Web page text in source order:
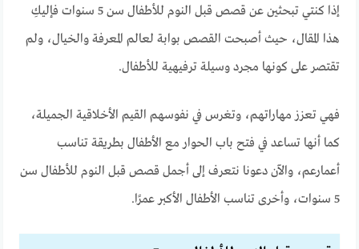
إذا كنتي تبحثين عن قصص قبل النوم للأطفال سن 5 سنوات فإليكِ
هذا المقال، حيث أصبحت القصص بوابة لعالم المعرفة والخيال، ولم
تقتصر على كونها مجرد وسيلة ترفيهية للأطفال.
فهي تعزز مهاراتهم، وتغرس في نفوسهم القيم الأخلاقية الجميلة،
كما أنها تساعد في فتح باب الحوار مع الأطفال بطريقة تناسب
أعمارعم، والآن دعونا نتعرف إلى أجمل قصص قبل النوم للأطفال سن
5 سنوات، وأخرى تناسب الأطفال الأكبر عمرًا.